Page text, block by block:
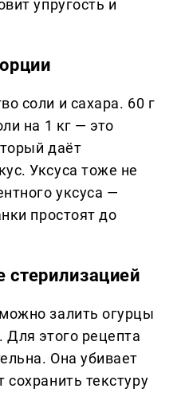
упругость и
соли и сахара. 60 г
на 1 кг — это
даёт
Уксуса тоже не
уксуса —
простоят до
стерилизацией
залить огурцы
Для этого рецепта
Она убивает
сохранить текстуру